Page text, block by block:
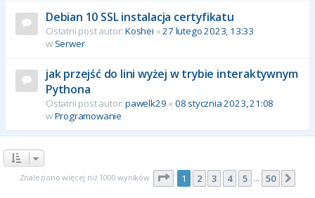
Debian 10 SSL instalacja certyfikatu
Ostatni post autor: Koshei «27 lutego 2023, 13:33
w Serwer
jak przejść do lini wyżej w trybie interaktywnym
Pythona
Ostatni post autor: pawelk29 « 08 stycznia 2023, 21:08
wProgramowanie
Znaleziono więcej niż 1000 wyników Strona z50
1 2 3 4 5 … 50